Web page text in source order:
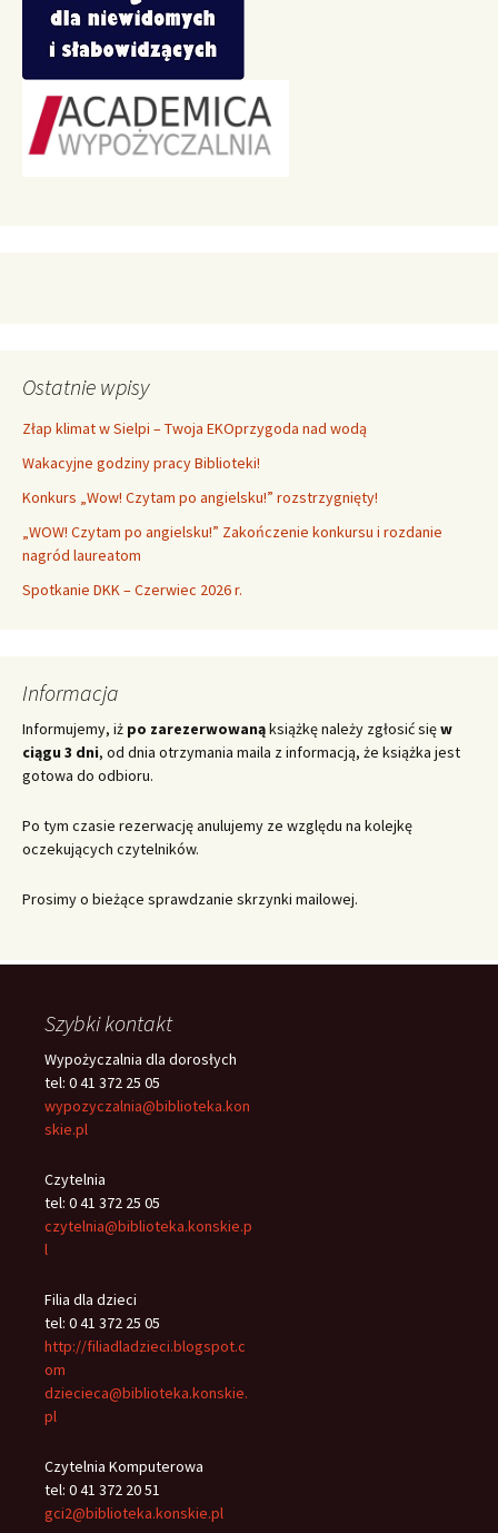
Ostatnie wpisy
Złap klimat w Sielpi – Twoja EKOprzygoda nad wodą
Wakacyjne godziny pracy Biblioteki!
Konkurs „Wow! Czytam po angielsku!” rozstrzygnięty!
„WOW! Czytam po angielsku!” Zakończenie konkursu i rozdanie
nagród laureatom
Spotkanie DKK – Czerwiec 2026 r.
Informacja
Informujemy, iż po zarezerwowanąksiążkę należy zgłosić sięw
ciągu 3 dni, od dnia otrzymania maila z informacją, że książka jest
gotowa do odbioru.
Po tym czasie rezerwację anulujemy ze względu na kolejkę
oczekujących czytelników.
Prosimy o bieżące sprawdzanie skrzynki mailowej.
Szybki kontakt
Wypożyczalnia dla dorosłych
tel: 0 41 372 25 05
wypozyczalnia@biblioteka.kon
skie.pl
Czytelnia
tel: 0 41 372 25 05
czytelnia@biblioteka.konskie.p
l
Filia dla dzieci
tel: 0 41 372 25 05
http://filiadladzieci.blogspot.c
om
dziecieca@biblioteka.konskie.
pl
Czytelnia Komputerowa
tel: 0 41 372 20 51
gci2@biblioteka.konskie.pl